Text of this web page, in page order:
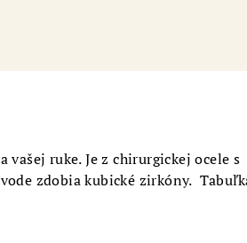
ruke. Je z chirurgickej ocele s
zdobia kubické zirkóny.